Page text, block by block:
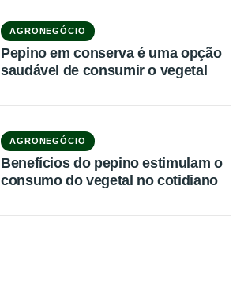
AGRONEGÓCIO
Pepino em conserva é uma opção
saudável de consumir o vegetal
AGRONEGÓCIO
Benefícios do pepino estimulam o
consumo do vegetal no cotidiano